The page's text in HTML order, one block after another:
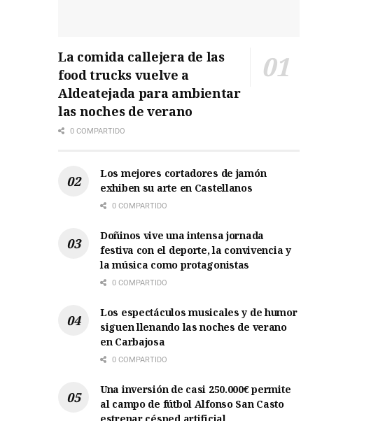
La comida callejera de las
food trucks vuelve a
Aldeatejada para ambientar
las noches de verano
0 COMPARTIDO
Los mejores cortadores de jamón
exhiben su arte en Castellanos
0 COMPARTIDO
Doñinos vive una intensa jornada
festiva con el deporte, la convivencia y
la música como protagonistas
0 COMPARTIDO
Los espectáculos musicales y de humor
siguen llenando las noches de verano
en Carbajosa
0 COMPARTIDO
Una inversión de casi 250.000€ permite
al campo de fútbol Alfonso San Casto